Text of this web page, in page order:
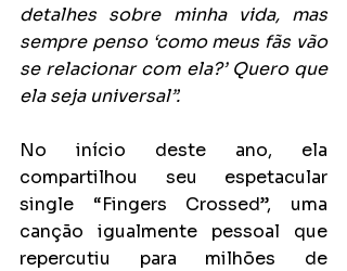
detalhes sobre minha vida, mas
sempre penso ‘como meus fãs vão
se relacionar com ela?’ Quero que
ela seja universal”.
No início deste ano, ela
compartilhou seu espetacular
single “Fingers Crossed”, uma
canção igualmente pessoal que
repercutiu para milhões de